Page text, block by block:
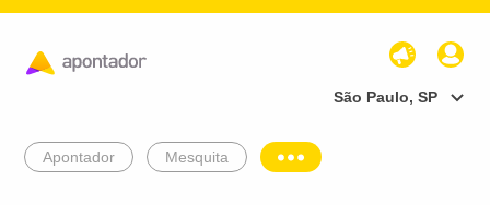
São Paulo, SP
Apontador Mesquita